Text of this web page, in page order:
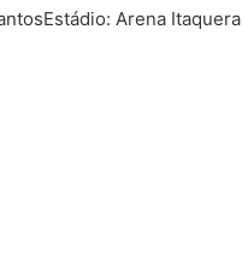
Arena Itaquera